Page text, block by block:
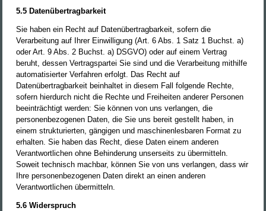
5.5 Datenübertragbarkeit
Sie haben ein Recht auf Datenübertragbarkeit, sofern die
Verarbeitung auf Ihrer Einwilligung (Art. 6 Abs. 1 Satz 1 Buchst. a)
oder Art. 9 Abs. 2 Buchst. a) DSGVO) oder auf einem Vertrag
beruht, dessen Vertragspartei Sie sind und die Verarbeitung mithilfe
automatisierter Verfahren erfolgt. Das Recht auf
Datenübertragbarkeit beinhaltet in diesem Fall folgende Rechte,
sofern hierdurch nicht die Rechte und Freiheiten anderer Personen
beeinträchtigt werden: Sie können von uns verlangen, die
personenbezogenen Daten, die Sie uns bereit gestellt haben, in
einem strukturierten, gängigen und maschinenlesbaren Format zu
erhalten. Sie haben das Recht, diese Daten einem anderen
Verantwortlichen ohne Behinderung unserseits zu übermitteln.
Soweit technisch machbar, können Sie von uns verlangen, dass wir
Ihre personenbezogenen Daten direkt an einen anderen
Verantwortlichen übermitteln.
5.6 Widerspruch